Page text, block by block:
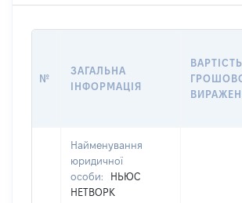
№
ЗАГАЛЬНА
ІНФОРМАЦІЯ
Найменування
юридичної
особи:
НЬЮС
НЕТВОРК